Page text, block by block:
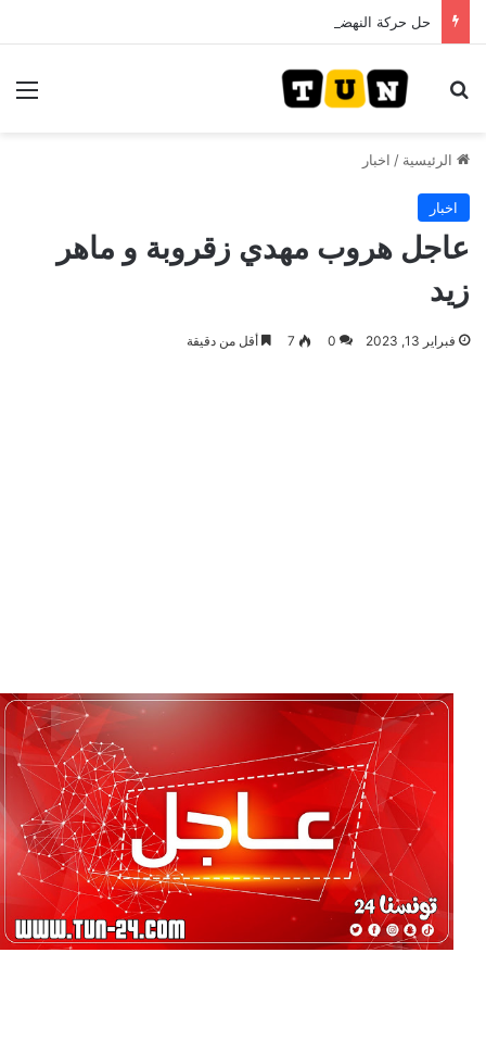
بحث عن
الرئيسية / اخبار
اخبار
عاجل هروب مهدي زقروبة و ماهر
زيد
فبراير 13, 2023 0
7 أقل من دقيقة